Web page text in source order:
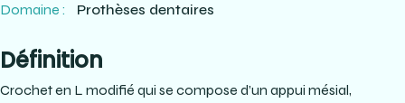
Domaine : Prothèses dentaires
Définition
Crochet en L modifié qui se compose d’un appui mésial,